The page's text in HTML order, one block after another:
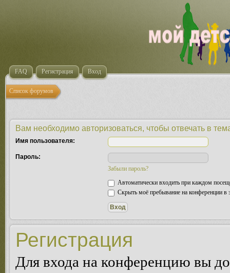
FAQ Регистрация Вход
Список форумов
Вам необходимо авторизоваться, чтобы отвечать в
Имя пользователя:
Пароль:
Забыли пароль?
Автоматически входить при каждом
Скрыть моё пребывание на конференции в
Регистрация
Для входа на конференцию вы